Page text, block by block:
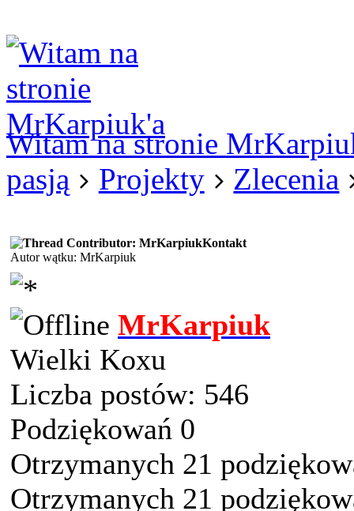
Witam na stronie
pasją
Projekty Zlecenia
Kontakt
Autor wątku: MrKarpiuk
MrKarpiuk
Wielki Koxu
Liczba postów: 546
Podziękowań 0
Otrzymanych 21
Otrzymanych 21